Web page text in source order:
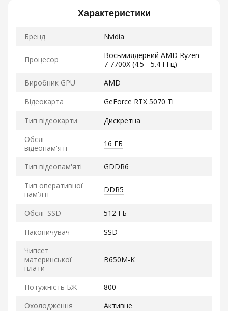
Характеристики
Бренд Nvidia
Процесор
Восьмиядерний AMD Ryzen
7 7700X (4.5 - 5.4 ГГц)
Виробник GPU
AMD
Відеокарта
GeForce RTX 5070 Ti
Тип відеокарти
Дискретна
Обсяг
відеопам'яті
16 ГБ
Тип відеопам'яті
GDDR6
Тип оперативної
пам'яті
DDR5
Обсяг SSD
512 ГБ
Накопичувач
SSD
Чипсет
материнської
плати
B650M-K
Потужність БЖ
800
Охолодження
Активне